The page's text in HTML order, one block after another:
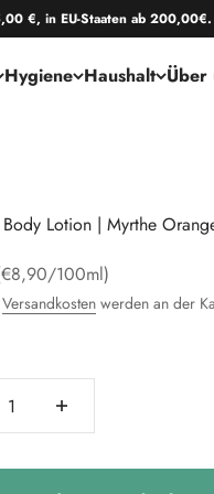
€, in EU-Staaten ab 200,00€.
Hygiene Haushalt Über
Lotion | Myrthe
100ml)
Versandkosten werden an der